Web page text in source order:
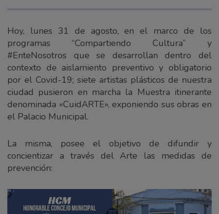
Hoy, lunes 31 de agosto, en el marco de los
programas “Compartiendo Cultura” y
#EnteNosotros que se desarrollan dentro del
contexto de aislamiento preventivo y obligatorio
por el Covid-19; siete artistas plásticos de nuestra
ciudad pusieron en marcha la Muestra itinerante
denominada «CuidARTE», exponiendo sus obras en
el Palacio Municipal.
La misma, posee el objetivo de difundir y
concientizar a través del Arte las medidas de
prevención: